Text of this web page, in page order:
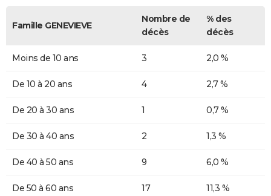
Famille GENEVIEVE
Nombre de
décès
% des
décès
Moins de 10 ans 3 2,0 %
De 10 à 20 ans 4 2,7 %
De 20 à 30 ans 1 0,7 %
De 30 à 40 ans 2 1,3 %
De 40 à 50 ans 9 6,0 %
De 50 à 60 ans 17 11,3 %